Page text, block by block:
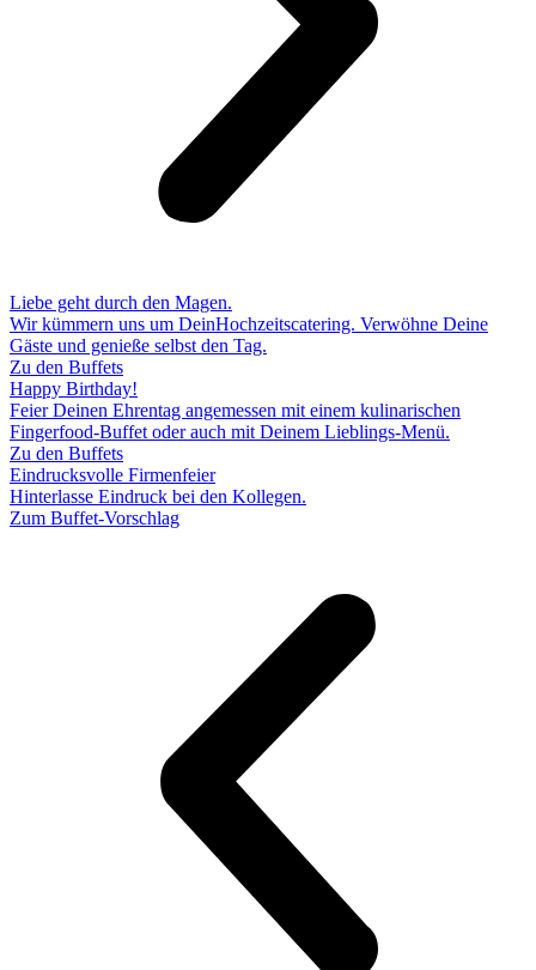
Liebe geht durch den Magen.
Wir kümmern uns um DeinHochzeitscatering. Verwöhne Deine
Gäste und genieße selbst den Tag.
Zu den Buffets
Happy Birthday!
Feier Deinen Ehrentag angemessen mit einem kulinarischen
Fingerfood-Buffet oder auch mit Deinem Lieblings-Menü.
Zu den Buffets
Eindrucksvolle Firmenfeier
Hinterlasse Eindruck bei den Kollegen.
Zum Buffet-Vorschlag